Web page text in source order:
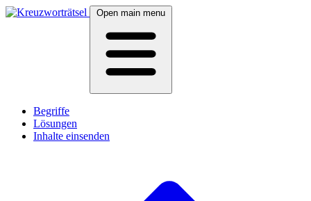
Open main menu
Begriffe
Lösungen
Inhalte einsenden